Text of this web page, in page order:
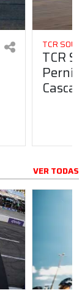
TCR
TCR
VER TODAS